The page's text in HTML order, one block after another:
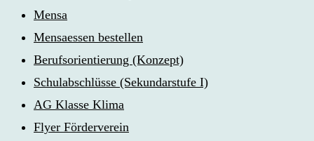
Mensa
Mensaessen bestellen
Berufsorientierung (Konzept)
Schulabschlüsse (Sekundarstufe I)
AG Klasse Klima
Flyer Förderverein